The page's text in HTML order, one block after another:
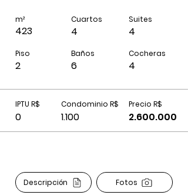
m²
423
Cuartos
4
Piso
2
Baños
6
Suites
4
Cocheras
4
IPTU R$
0
Condominio R$
1.100
Precio R$
2.600.000
Descripción Fotos